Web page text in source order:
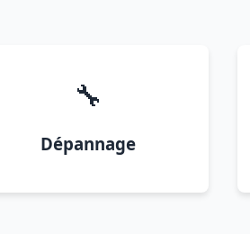
🔧
Dépannage